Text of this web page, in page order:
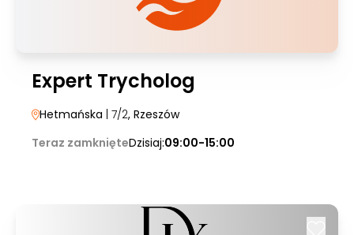
Expert Trycholog
Hetmańska | 7/2, Rzeszów
Teraz zamknięteDzisiaj:09:00-15:00